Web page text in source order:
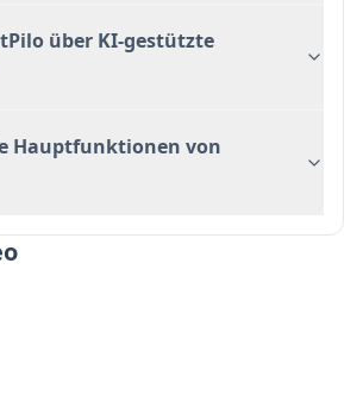
über KI-gestützte
Hauptfunktionen von